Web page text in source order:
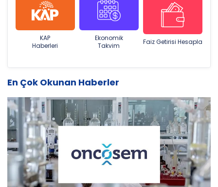
KAP
Haberleri
Ekonomik
Takvim
Faiz Getirisi Hesapla
En Çok Okunan Haberler